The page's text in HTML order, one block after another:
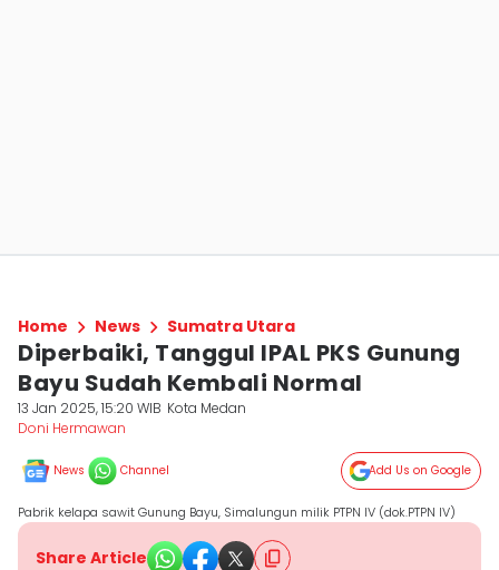
Home News Sumatra Utara
Diperbaiki, Tanggul IPAL PKS Gunung
Bayu Sudah Kembali Normal
13 Jan 2025, 15:20 WIB Kota Medan
Doni Hermawan
News Channel Add Us on Google
Pabrik kelapa sawit Gunung Bayu, Simalungun milik PTPN IV (dok.PTPN IV)
Share Article